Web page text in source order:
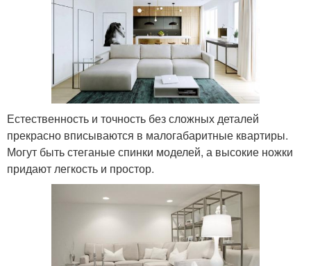
Естественность и точность без сложных деталей
прекрасно вписываются в малогабаритные квартиры.
Могут быть стеганые спинки моделей, а высокие ножки
придают легкость и простор.